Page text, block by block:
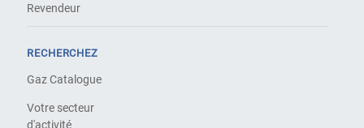
Revendeur
RECHERCHEZ
Gaz Catalogue
Votre secteur
d'activité